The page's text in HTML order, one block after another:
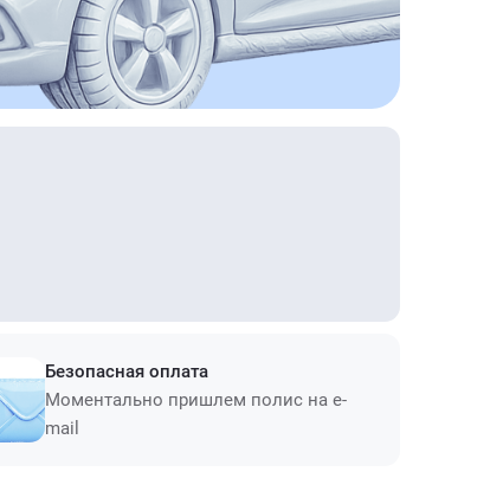
Безопасная оплата
Моментально пришлем полис на e-
mail